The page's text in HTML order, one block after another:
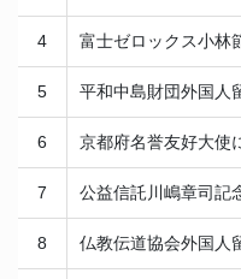
4 富士ゼロックス小林
5 平和中島財団外国人
6 京都府名誉友好大使
7 公益信託川嶋章司記
8 仏教伝道協会外国人